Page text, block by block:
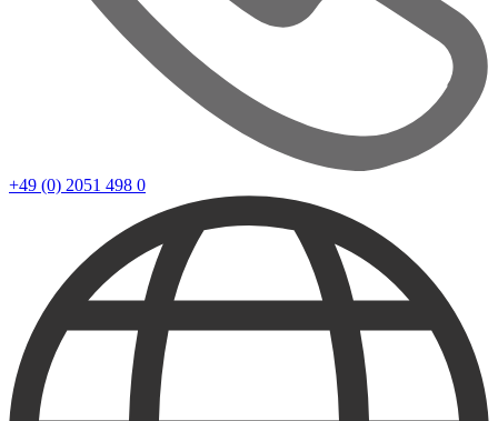
+49 (0) 2051 498 0